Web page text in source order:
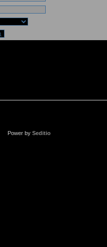
Power by Seditio